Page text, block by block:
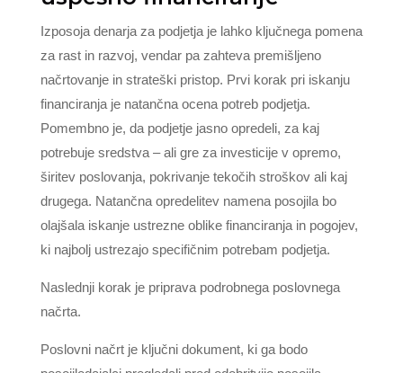
Izposoja denarja za podjetja je lahko ključnega pomena
za rast in razvoj, vendar pa zahteva premišljeno
načrtovanje in strateški pristop. Prvi korak pri iskanju
financiranja je natančna ocena potreb podjetja.
Pomembno je, da podjetje jasno opredeli, za kaj
potrebuje sredstva – ali gre za investicije v opremo,
širitev poslovanja, pokrivanje tekočih stroškov ali kaj
drugega. Natančna opredelitev namena posojila bo
olajšala iskanje ustrezne oblike financiranja in pogojev,
ki najbolj ustrezajo specifičnim potrebam podjetja.
Naslednji korak je priprava podrobnega poslovnega
načrta.
Poslovni načrt je ključni dokument, ki ga bodo